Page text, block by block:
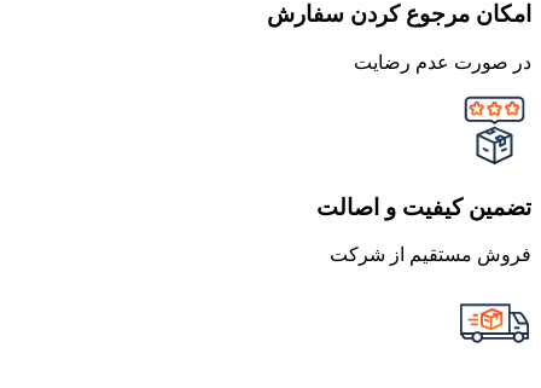
امکان مرجوع کردن سفارش
در صورت عدم رضایت
تضمین کیفیت و اصالت
فروش مستقیم از شرکت